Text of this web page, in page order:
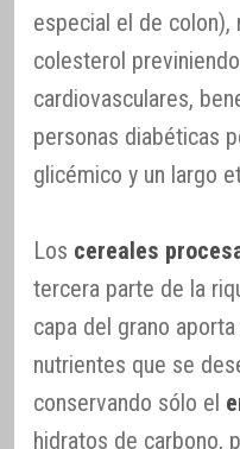
especial el de colon),
colesterol
cardiovasculares,
personas diabéticas
glicémico y un largo
Los cereales
tercera parte de la
capa del grano
nutrientes que se
conservando sólo el
hidratos de carbono,